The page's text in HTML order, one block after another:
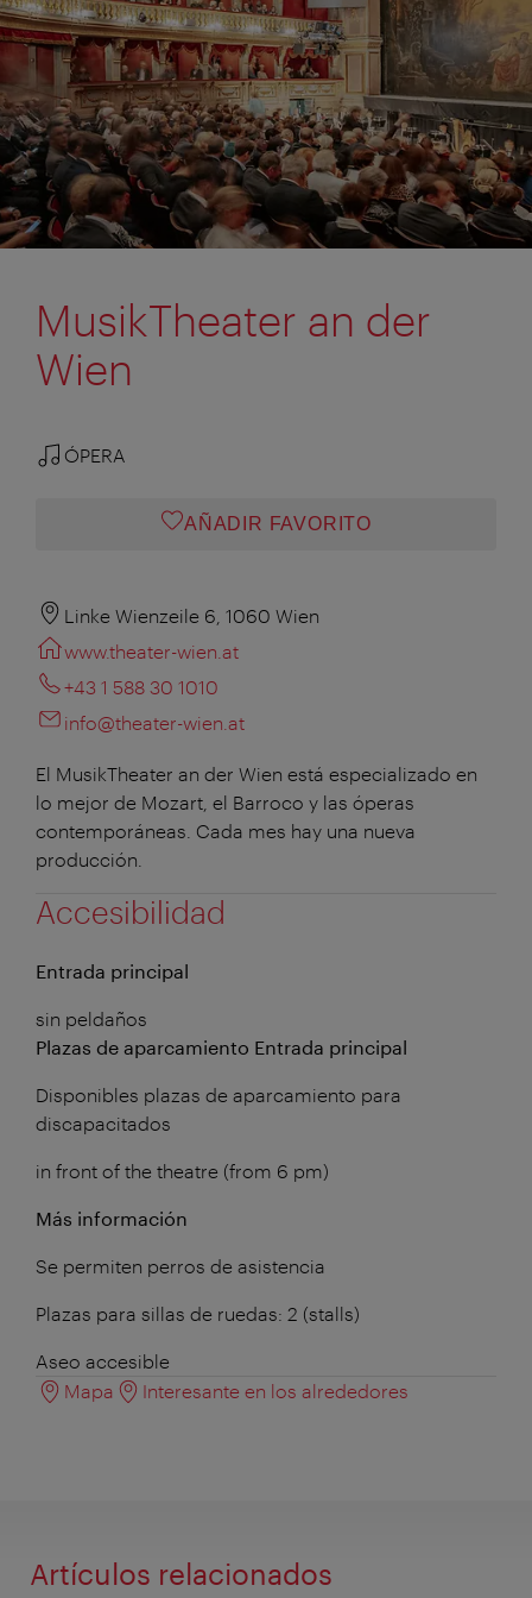
MusikTheater an der
Wien
ÓPERA
AÑADIR FAVORITO
Linke Wienzeile 6, 1060 Wien
www.theater-wien.at
+43 1 588 30 1010
info@theater-wien.at
El MusikTheater an der Wien está especializado en
lo mejor de Mozart, el Barroco y las óperas
contemporáneas. Cada mes hay una nueva
producción.
Accesibilidad
Entrada principal
sin peldaños
Plazas de aparcamiento Entrada principal
Disponibles plazas de aparcamiento para
discapacitados
in front of the theatre (from 6 pm)
Más información
Se permiten perros de asistencia
Plazas para sillas de ruedas: 2 (stalls)
Aseo accesible
Mapa
Interesante en los alrededores
Artículos relacionados